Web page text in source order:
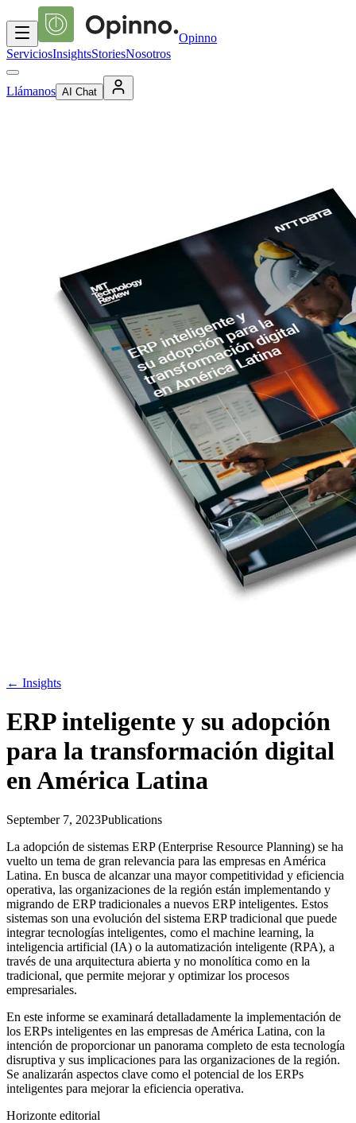
Opinno
ServiciosInsightsStoriesNosotros
Llámanos AI Chat
← Insights
ERP inteligente y su adopción
para la transformación digital
en América Latina
September 7, 2023Publications
La adopción de sistemas ERP (Enterprise Resource Planning) se ha
vuelto un tema de gran relevancia para las empresas en América
Latina. En busca de alcanzar una mayor competitividad y eficiencia
operativa, las organizaciones de la región están implementando y
migrando de ERP tradicionales a nuevos ERP inteligentes. Estos
sistemas son una evolución del sistema ERP tradicional que puede
integrar tecnologías inteligentes, como el machine learning, la
inteligencia artificial (IA) o la automatización inteligente (RPA), a
través de una arquitectura abierta y no monolítica como en la
tradicional, que permite mejorar y optimizar los procesos
empresariales.
En este informe se examinará detalladamente la implementación de
los ERPs inteligentes en las empresas de América Latina, con la
intención de proporcionar un panorama completo de esta tecnología
disruptiva y sus implicaciones para las organizaciones de la región.
Se analizarán aspectos clave como el potencial de los ERPs
inteligentes para mejorar la eficiencia operativa.
Horizonte editorial